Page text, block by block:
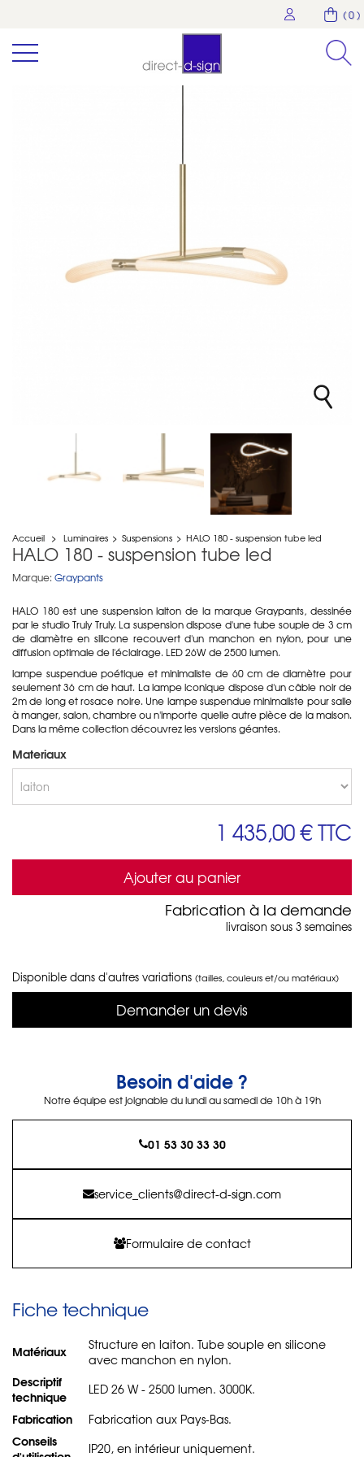
( 0 )
Accueil > Luminaires > Suspensions > HALO 180 - suspension tube led
HALO 180 - suspension tube led
Marque: Graypants
HALO 180 est une suspension laiton de la marque Graypants, dessinée
par le studio Truly Truly. La suspension dispose d'une tube souple de 3 cm
de diamètre en silicone recouvert d'un manchon en nylon, pour une
diffusion optimale de l'éclairage. LED 26W de 2500 lumen.
lampe suspendue poétique et minimaliste de 60 cm de diamètre pour
seulement 36 cm de haut. La lampe iconique dispose d'un câble noir de
2m de long et rosace noire. Une lampe suspendue minimaliste pour salle
à manger, salon, chambre ou n'importe quelle autre pièce de la maison.
Dans la même collection découvrez les versions géantes.
Materiaux
1 435,00 €TTC
Ajouter au panier
Fabrication à la demande
livraison sous 3 semaines
Disponible dans d'autres variations (tailles, couleurs et/ou matériaux)
Demander un devis
Besoin d'aide ?
Notre équipe est joignable du lundi au samedi de 10h à 19h
01 53 30 33 30
service_clients@direct-d-sign.com
Formulaire de contact
Fiche technique
Matériaux
Structure en laiton. Tube souple en silicone
avec manchon en nylon.
Descriptif
technique
LED 26 W - 2500 lumen. 3000K.
Fabrication Fabrication aux Pays-Bas.
Conseils
IP20, en intérieur uniquement.